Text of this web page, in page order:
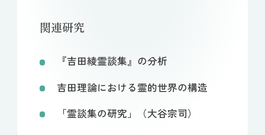
関連研究
『吉田綾霊談集』の分析
吉田理論における霊的世界の構造
「霊談集の研究」（大谷宗司）